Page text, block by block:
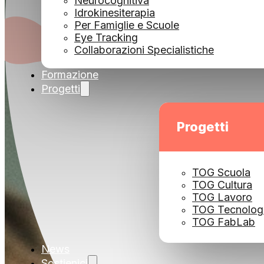
Idrokinesiterapia
Per Famiglie e Scuole
Eye Tracking
Collaborazioni Specialistiche
Formazione
Progetti
Progetti
TOG Scuola
TOG Cultura
TOG Lavoro
TOG
TOG FabLab
News